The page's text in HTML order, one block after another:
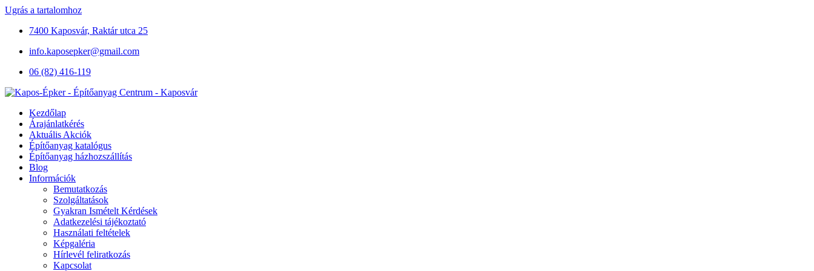
Ugrás a tartalomhoz
7400 Kaposvár, Raktár utca 25
info.kaposepker@gmail.com
06 (82) 416-119
Kezdőlap
Árajánlatkérés
Aktuális Akciók
Építőanyag katalógus
Építőanyag házhozszállítás
Blog
Információk
Bemutatkozás
Szolgáltatások
Gyakran Ismételt Kérdések
Adatkezelési tájékoztató
Használati feltételek
Képgaléria
Hírlevél feliratkozás
Kapcsolat